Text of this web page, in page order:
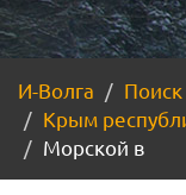
И-Волга
Крым
Морской в